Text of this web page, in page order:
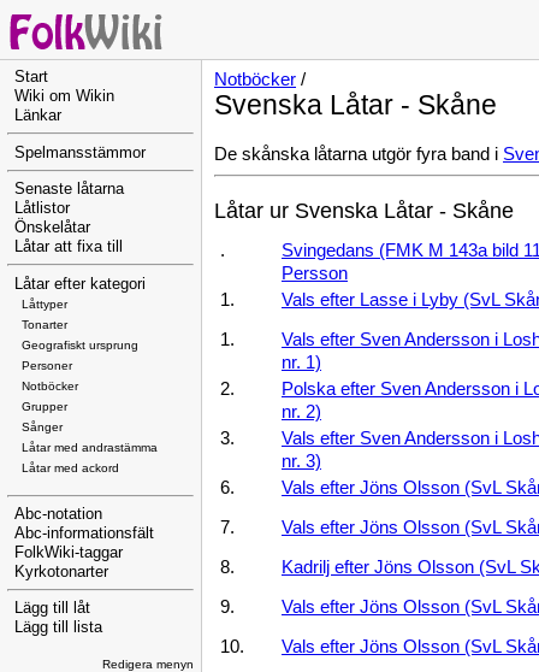
Start
Wiki om Wikin
Länkar
Spelmansstämmor
Senaste låtarna
Låtlistor
Önskelåtar
Låtar att fixa till
Låtar efter kategori
Låttyper
Tonarter
Geografiskt ursprung
Personer
Notböcker
Grupper
Sånger
Låtar med andrastämma
Låtar med ackord
Abc-notation
Abc-informationsfält
FolkWiki-taggar
Kyrkotonarter
Lägg till låt
Lägg till lista
Redigera menyn
Notböcker /
Svenska Låtar - Skåne
De skånska låtarna utgör fyra band i
Låtar ur Svenska Låtar - Skåne
.
Svingedans (FMK M 143a bild
Persson
1.
Vals efter Lasse i Lyby (SvL
1.
Vals efter Sven Andersson i
nr. 1)
2.
Polska efter Sven Andersson i
nr. 2)
3.
Vals efter Sven Andersson i
nr. 3)
6.
Vals efter Jöns Olsson (SvL
7. Vals efter Jöns Olsson (SvL
8. Kadrilj efter Jöns Olsson (SvL
9. Vals efter Jöns Olsson (SvL
10. Vals efter Jöns Olsson (SvL